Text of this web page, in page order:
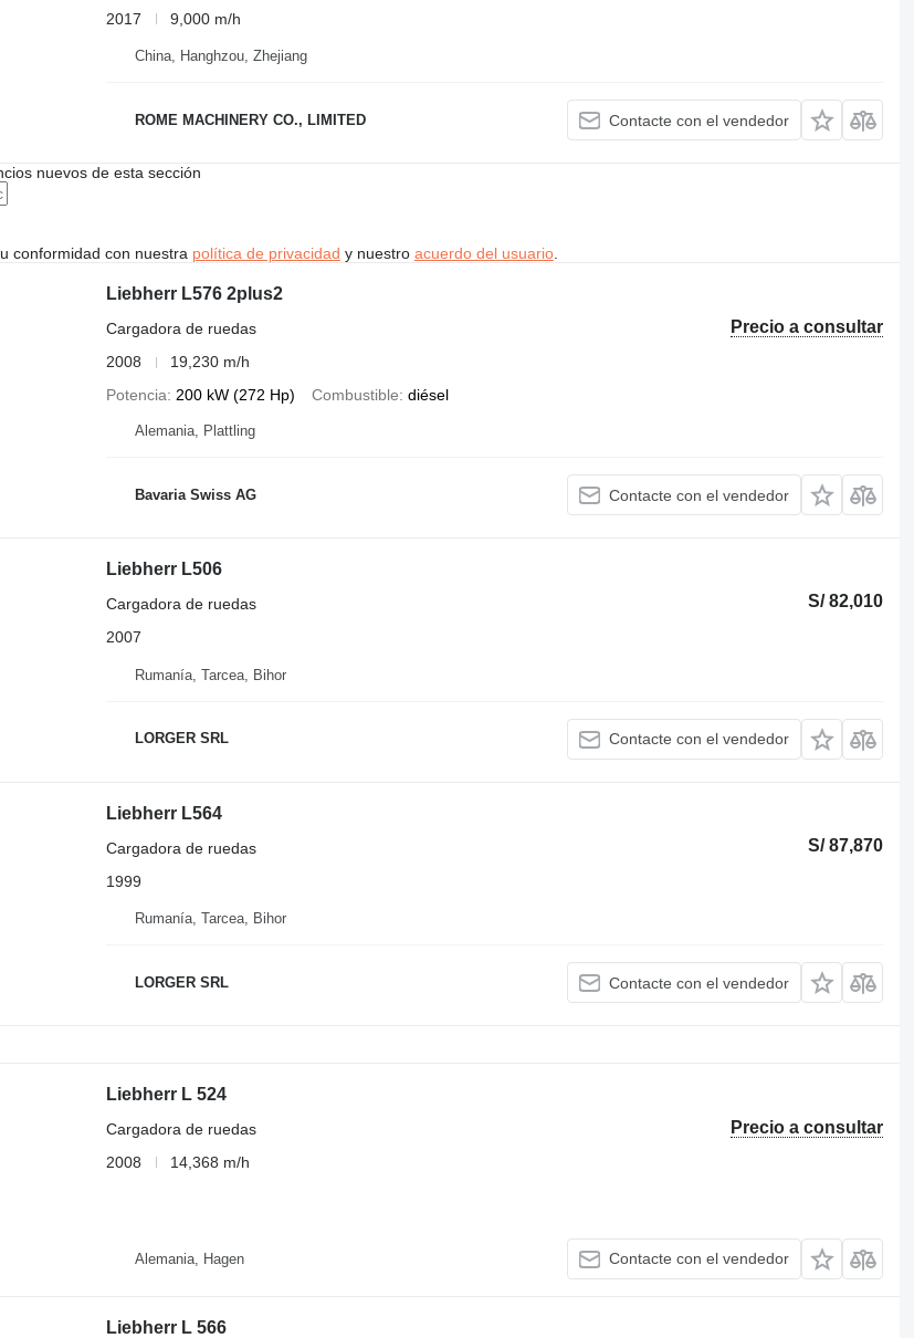
2017
9,000 m/h
China, Hanghzou, Zhejiang
ROME MACHINERY CO., LIMITED Contacte con el vendedor
nuevos de esta sección
conformidad con nuestra política de privacidad y nuestro acuerdo del usuario.
Liebherr L576 2plus2
Precio a consultar
Cargadora de ruedas
2008
19,230 m/h
Potencia
200 kW (272 Hp) Combustible diésel
Alemania, Plattling
Bavaria Swiss AG Contacte con el vendedor
Liebherr L506
S/ 82,010
Cargadora de ruedas
2007
Rumanía, Tarcea, Bihor
LORGER SRL Contacte con el vendedor
Liebherr L564
S/ 87,870
Cargadora de ruedas
1999
Rumanía, Tarcea, Bihor
LORGER SRL Contacte con el vendedor
Liebherr L 524
Precio a consultar
Cargadora de ruedas
2008
14,368 m/h
Alemania, Hagen Contacte con el vendedor
Liebherr L 566